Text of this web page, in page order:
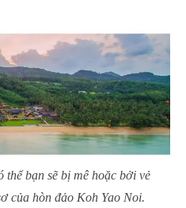
thể bạn sẽ bị mê hoặc bởi vẻ
của hòn đảo Koh Yao Noi.